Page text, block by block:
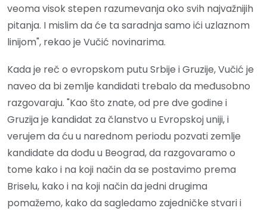
veoma visok stepen razumevanja oko svih najvažnijih
pitanja. I mislim da će ta saradnja samo ići uzlaznom
linijom", rekao je Vučić novinarima.
Kada je reč o evropskom putu Srbije i Gruzije, Vučić je
naveo da bi zemlje kandidati trebalo da međusobno
razgovaraju. "Kao što znate, od pre dve godine i
Gruzija je kandidat za članstvo u Evropskoj uniji, i
verujem da ću u narednom periodu pozvati zemlje
kandidate da dođu u Beograd, da razgovaramo o
tome kako i na koji način da se postavimo prema
Briselu, kako i na koji način da jedni drugima
pomažemo, kako da sagledamo zajedničke stvari i